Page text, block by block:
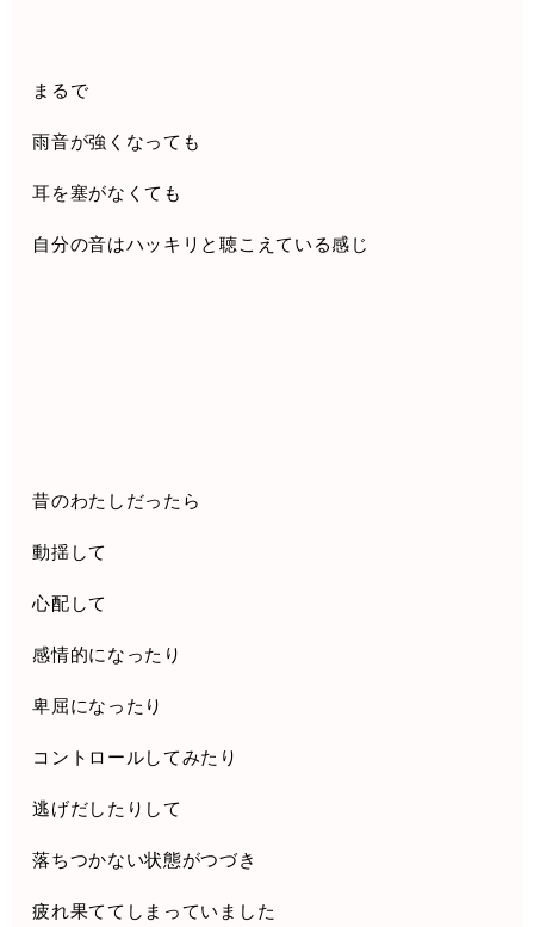
まるで
雨音が強くなっても
耳を塞がなくても
自分の音はハッキリと聴こえている感じ
昔のわたしだったら
動揺して
心配して
感情的になったり
卑屈になったり
コントロールしてみたり
逃げだしたりして
落ちつかない状態がつづき
疲れ果ててしまっていました